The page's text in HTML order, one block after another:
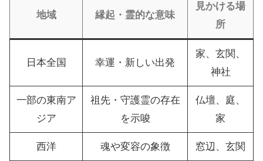
地域 縁起・霊的な意味
見かける場
所
日本全国 幸運・新しい出発
家、玄関、
神社
一部の東南ア
ジア
祖先・守護霊の存在
を示唆
仏壇、庭、
家
西洋 魂や変容の象徴 窓辺、玄関